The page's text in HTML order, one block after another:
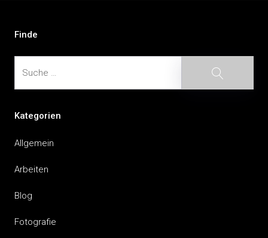
Finde
Suche
Kategorien
Allgemein
Arbeiten
Blog
Fotografie